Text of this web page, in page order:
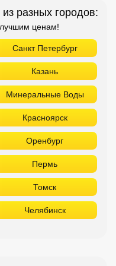
разных городов:
ценам!
Санкт Петербург
Казань
Минеральные Воды
Красноярск
Оренбург
Пермь
Томск
Челябинск